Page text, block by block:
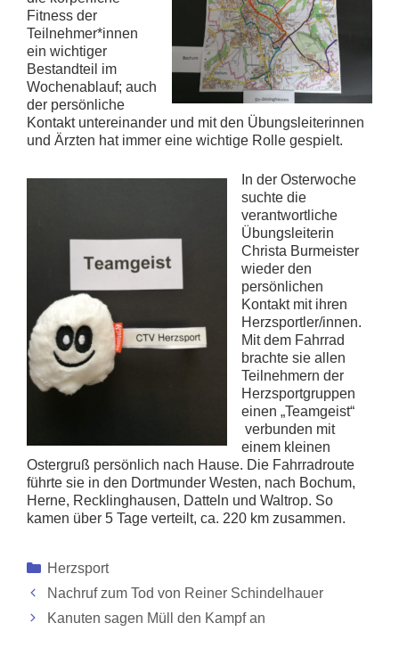
Fitness der
Teilnehmer*innen
ein wichtiger
Bestandteil im
Wochenablauf; auch
der persönliche
Kontakt untereinander und mit den Übungsleiterinnen
und Ärzten hat immer eine wichtige Rolle gespielt.
In der Osterwoche
suchte die
verantwortliche
Übungsleiterin
Christa Burmeister
wieder den
persönlichen
Kontakt mit ihren
Herzsportler/innen.
Mit dem Fahrrad
brachte sie allen
Teilnehmern der
Herzsportgruppen
einen „Teamgeist“
verbunden mit
einem kleinen
Ostergruß persönlich nach Hause. Die Fahrradroute
führte sie in den Dortmunder Westen, nach Bochum,
Herne, Recklinghausen, Datteln und Waltrop. So
kamen über 5 Tage verteilt, ca. 220 km zusammen.
Kategorien
Herzsport
Nachruf zum Tod von Reiner Schindelhauer
Kanuten sagen Müll den Kampf an